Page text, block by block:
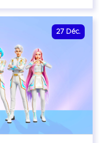
27 Déc.